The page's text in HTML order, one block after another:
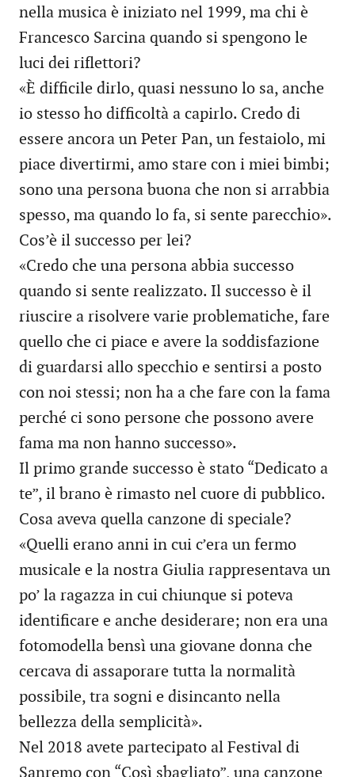
nella musica è iniziato nel 1999, ma chi è
Francesco Sarcina quando si spengono le
luci dei riflettori?
«È difficile dirlo, quasi nessuno lo sa, anche
io stesso ho difficoltà a capirlo. Credo di
essere ancora un Peter Pan, un festaiolo, mi
piace divertirmi, amo stare con i miei bimbi;
sono una persona buona che non si arrabbia
spesso, ma quando lo fa, si sente parecchio».
Cos’è il successo per lei?
«Credo che una persona abbia successo
quando si sente realizzato. Il successo è il
riuscire a risolvere varie problematiche, fare
quello che ci piace e avere la soddisfazione
di guardarsi allo specchio e sentirsi a posto
con noi stessi; non ha a che fare con la fama
perché ci sono persone che possono avere
fama ma non hanno successo».
Il primo grande successo è stato “Dedicato a
te”, il brano è rimasto nel cuore di pubblico.
Cosa aveva quella canzone di speciale?
«Quelli erano anni in cui c’era un fermo
musicale e la nostra Giulia rappresentava un
po’ la ragazza in cui chiunque si poteva
identificare e anche desiderare; non era una
fotomodella bensì una giovane donna che
cercava di assaporare tutta la normalità
possibile, tra sogni e disincanto nella
bellezza della semplicità».
Nel 2018 avete partecipato al Festival di